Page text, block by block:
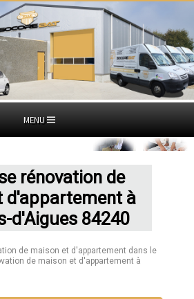
MENU
rénovation de
d'appartement à
d'Aigues 84240
de maison et d'appartement dans le
de maison et d'appartement à